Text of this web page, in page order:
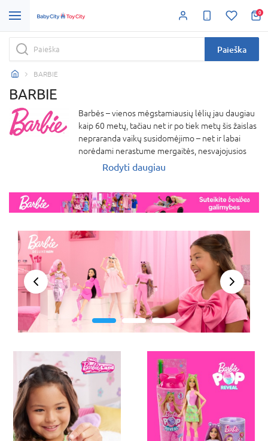
0
Paieška
BARBIE
BARBIE
Barbės – vienos mėgstamiausių lėlių jau daugiau
kaip 60 metų, tačiau net ir po tiek metų šis žaislas
nepraranda vaikų susidomėjimo – net ir labai
norėdami nerastume mergaitės, nesvajojusios
apie Barbę! Barbių lėlės gyvena tarsi atskirame
šeimos narių, tarp kurių visiems gerai žinomi:
Kenas, Skiperis, Steisė, Čelsė, Kelė, Teresė, Niki ir
fantastinių veikėjų, tokių kaip undinėlės, fėjos,
princesės ir kiti pasakų personažai. „Barbie“
prekės ženklo lėlės skatina mergaites svajoti,
įkvepia siekti tikslų, o šūkis „Tu gali tapti bet kuo“
kviečia jas nevaržyti vaizduotės ir išbandyti save
įvairiose gyvenimiškose situacijose. Negana to,
Barbių kolekcija labai šiuolaikiška – skatinanti
toleranciją ir pasaulietišką požiūrį – lėlės įvairių
Rodyti daugiau
Peržiūra Kitas